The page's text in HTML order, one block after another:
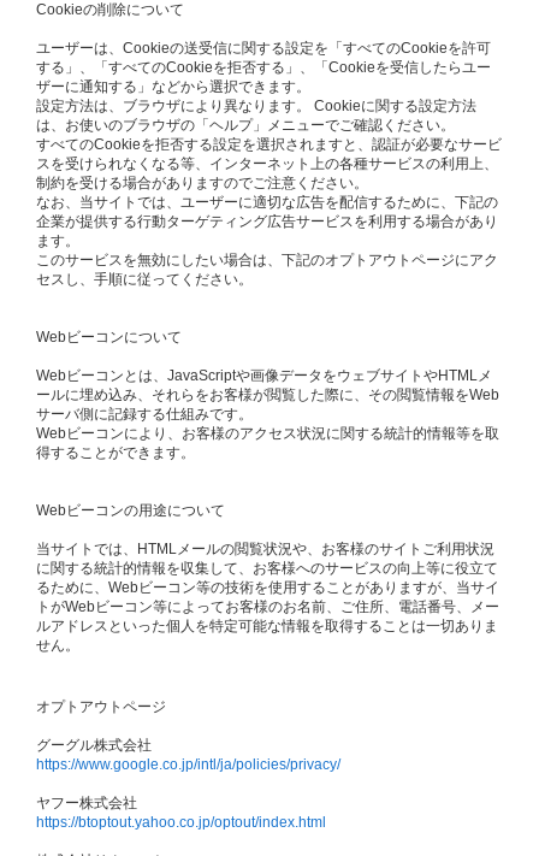
Cookieの削除について
ユーザーは、Cookieの送受信に関する設定を「すべてのCookieを許可
する」、「すべてのCookieを拒否する」、「Cookieを受信したらユー
ザーに通知する」などから選択できます。
設定方法は、ブラウザにより異なります。 Cookieに関する設定方法
は、お使いのブラウザの「ヘルプ」メニューでご確認ください。
すべてのCookieを拒否する設定を選択されますと、認証が必要なサービ
スを受けられなくなる等、インターネット上の各種サービスの利用上、
制約を受ける場合がありますのでご注意ください。
なお、当サイトでは、ユーザーに適切な広告を配信するために、下記の
企業が提供する行動ターゲティング広告サービスを利用する場合があり
ます。
このサービスを無効にしたい場合は、下記のオプトアウトページにアク
セスし、手順に従ってください。
Webビーコンについて
Webビーコンとは、JavaScriptや画像データをウェブサイトやHTMLメ
ールに埋め込み、それらをお客様が閲覧した際に、その閲覧情報をWeb
サーバ側に記録する仕組みです。
Webビーコンにより、お客様のアクセス状況に関する統計的情報等を取
得することができます。
Webビーコンの用途について
当サイトでは、HTMLメールの閲覧状況や、お客様のサイトご利用状況
に関する統計的情報を収集して、お客様へのサービスの向上等に役立て
るために、Webビーコン等の技術を使用することがありますが、当サイ
トがWebビーコン等によってお客様のお名前、ご住所、電話番号、メー
ルアドレスといった個人を特定可能な情報を取得することは一切ありま
せん。
オプトアウトページ
グーグル株式会社
https://www.google.co.jp/intl/ja/policies/privacy/
ヤフー株式会社
https://btoptout.yahoo.co.jp/optout/index.html